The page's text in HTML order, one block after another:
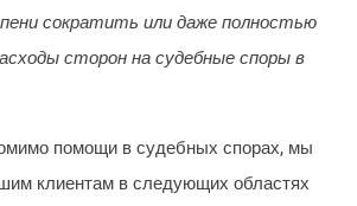
сократить или даже полностью
сторон на судебные споры в
помощи в судебных спорах, мы
клиентам в следующих областях